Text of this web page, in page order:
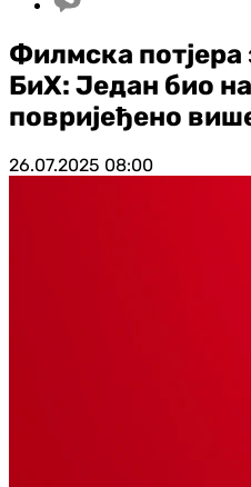
Филмска
БиХ: Један био
повријеђено
26.07.2025 08:00